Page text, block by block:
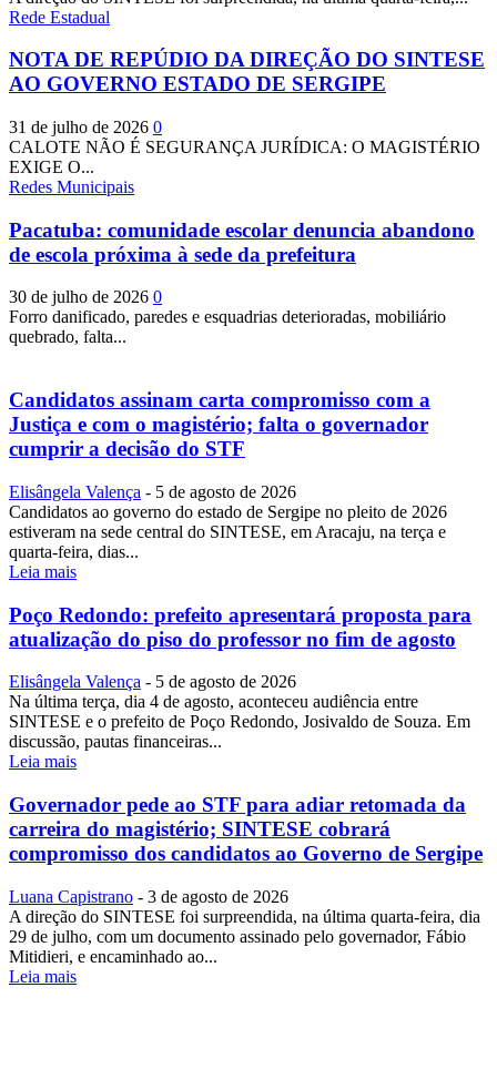
Rede Estadual
NOTA DE REPÚDIO DA DIREÇÃO DO SINTESE
AO GOVERNO ESTADO DE SERGIPE
31 de julho de 2026 0
CALOTE NÃO É SEGURANÇA JURÍDICA: O MAGISTÉRIO
EXIGE O...
Redes Municipais
Pacatuba: comunidade escolar denuncia abandono
de escola próxima à sede da prefeitura
30 de julho de 2026 0
Forro danificado, paredes e esquadrias deterioradas, mobiliário
quebrado, falta...
Candidatos assinam carta compromisso com a
Justiça e com o magistério; falta o governador
cumprir a decisão do STF
Elisângela Valença - 5 de agosto de 2026
Candidatos ao governo do estado de Sergipe no pleito de 2026
estiveram na sede central do SINTESE, em Aracaju, na terça e
quarta-feira, dias...
Leia mais
Poço Redondo: prefeito apresentará proposta para
atualização do piso do professor no fim de agosto
Elisângela Valença - 5 de agosto de 2026
Na última terça, dia 4 de agosto, aconteceu audiência entre
SINTESE e o prefeito de Poço Redondo, Josivaldo de Souza. Em
discussão, pautas financeiras...
Leia mais
Governador pede ao STF para adiar retomada da
carreira do magistério; SINTESE cobrará
compromisso dos candidatos ao Governo de Sergipe
Luana Capistrano - 3 de agosto de 2026
A direção do SINTESE foi surpreendida, na última quarta-feira, dia
29 de julho, com um documento assinado pelo governador, Fábio
Mitidieri, e encaminhado ao...
Leia mais